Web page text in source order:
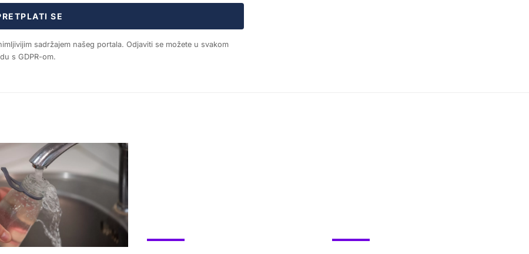
SE
sadržajem našeg portala. Odjaviti se možete u svakom
s GDPR-om.